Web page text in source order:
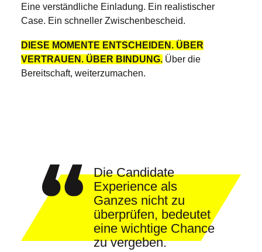
Eine verständliche Einladung. Ein realistischer
Case. Ein schneller Zwischenbescheid.
DIESE MOMENTE ENTSCHEIDEN. ÜBER
VERTRAUEN. ÜBER BINDUNG. Über die
Bereitschaft, weiterzumachen.
Die Candidate
Experience als
Ganzes nicht zu
überprüfen, bedeutet
eine wichtige Chance
zu vergeben.